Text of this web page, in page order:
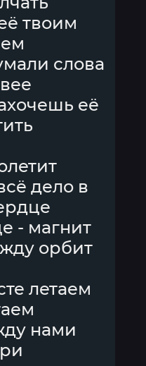
твоим
слова
её
дело в
- магнит
орбит
летаем
нами